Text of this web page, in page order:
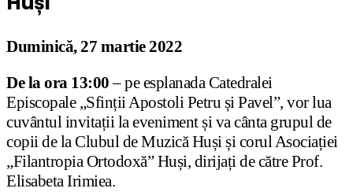
Duminică, 27 martie 2022
De la ora 13:00– pe esplanada Catedralei
Episcopale „Sfinții Apostoli Petru și Pavel”, vor lua
cuvântul invitații la eveniment și va cânta grupul de
copii de la Clubul de Muzică Huși și corul Asociației
„Filantropia Ortodoxă” Huși, dirijați de către Prof.
Elisabeta Irimiea.